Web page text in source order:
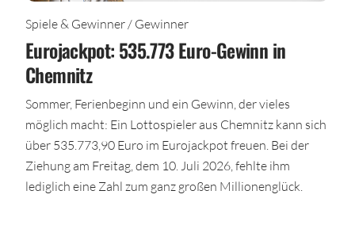
Spiele & Gewinner / Gewinner
Eurojackpot: 535.773 Euro-Gewinn in
Chemnitz
Sommer, Ferienbeginn und ein Gewinn, der vieles
möglich macht: Ein Lottospieler aus Chemnitz kann sich
über 535.773,90 Euro im Eurojackpot freuen. Bei der
Ziehung am Freitag, dem 10. Juli 2026, fehlte ihm
lediglich eine Zahl zum ganz großen Millionenglück.